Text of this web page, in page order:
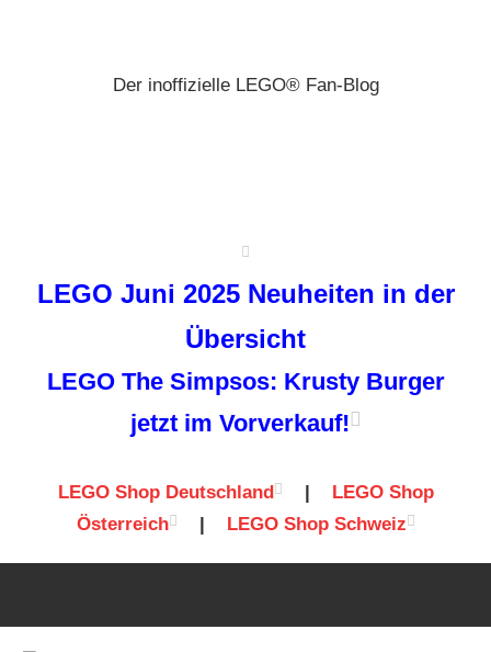
Der inoffizielle LEGO® Fan-Blog
LEGO Juni 2025 Neuheiten in der
Übersicht
LEGO The Simpsos: Krusty Burger
jetzt im Vorverkauf!
LEGO Shop Deutschland | LEGO Shop
Österreich
| LEGO Shop Schweiz